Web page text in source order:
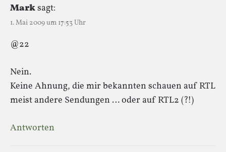
Marksagt:
1. Mai 2009 um 17:53 Uhr
@22
Nein.
Keine Ahnung, die mir bekannten schauen auf RTL
meist andere Sendungen … oder auf RTL2 (?!)
Antworten